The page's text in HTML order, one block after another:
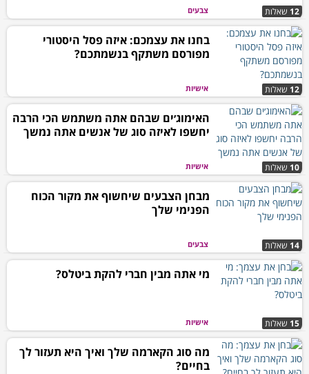
צבעים 12 שאלות
אישיות 12 שאלות
בחנו את עצמכם: איזה פסל היסטורי
מפורסם משתקף בנשמתכם?
אישיות 10 שאלות
האימוג׳ים שבהם אתה משתמש הכי הרבה
יחשפו לאיזה סוג של אנשים אתה נמשך
צבעים 14 שאלות
מבחן הצבעים שיחשוף את מקור הכוח
הפנימי שלך
אישיות 15 שאלות
מי אתה מבין חברי להקת ביטלס?
מה סוג הקארמה שלך ואיך היא תעזור לך
בחיים?